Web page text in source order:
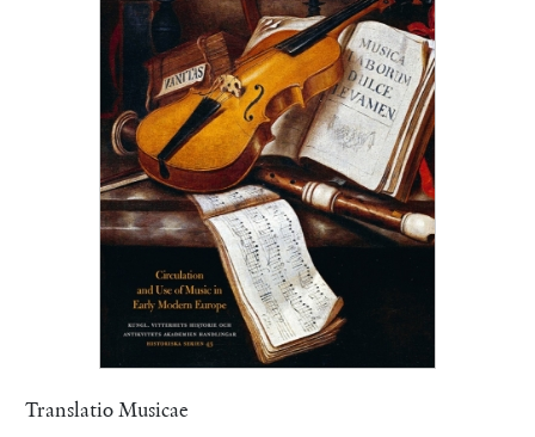
Translatio Musicae